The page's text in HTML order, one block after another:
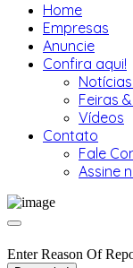
Home
Empresas
Anuncie
Confira aqui!
Feiras
Vídeos
Contato
Fale
Assine
Enter Reason Of